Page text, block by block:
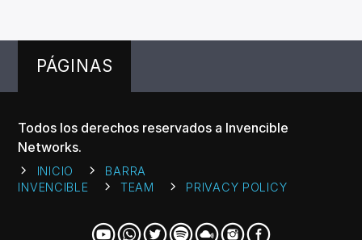
PÁGINAS
Todos los derechos reservados a Invencible
Networks.
INICIO
BARRA
INVENCIBLE
TEAM PRIVACY POLICY